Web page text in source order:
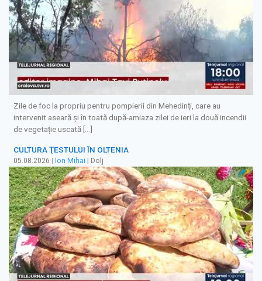
Zile de foc la propriu pentru pompierii din Mehedinți, care au
intervenit aseară și în toată după-amiaza zilei de ieri la două incendii
de vegetație uscată […]
CULTURA ŢESTULUI ÎN OLTENIA
05.08.2026 | Ion Mihai | Dolj